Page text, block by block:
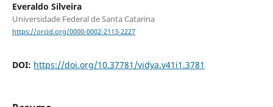
Everaldo Silveira
Universidade Federal de Santa Catarina
https://orcid.org/0000-0002-2113-2227
DOI: https://doi.org/10.37781/vidya.v41i1.3781